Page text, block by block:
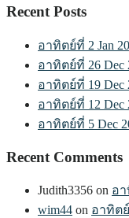
Recent Posts
อาทิตย์ที่ 2 Jan
อาทิตย์ที่ 26 Dec
อาทิตย์ที่ 19 Dec
อาทิตย์ที่ 12 Dec
อาทิตย์ที่ 5 Dec
Recent Comments
Judith3356 on อา
wim44 on อาทิตย์